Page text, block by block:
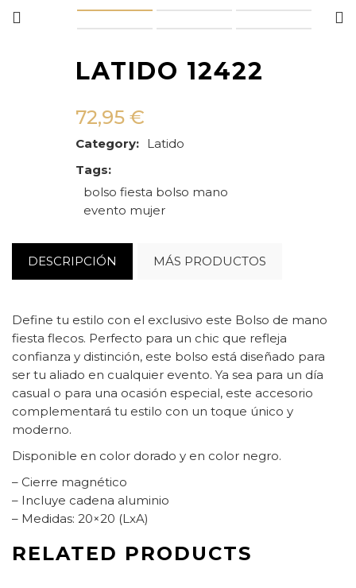
LATIDO 12422
72,95 €
Category: Latido
Tags:
bolso fiesta bolso mano
evento mujer
DESCRIPCIÓN MÁS PRODUCTOS
Define tu estilo con el exclusivo este Bolso de mano
fiesta flecos. Perfecto para un chic que refleja
confianza y distinción, este bolso está diseñado para
ser tu aliado en cualquier evento. Ya sea para un día
casual o para una ocasión especial, este accesorio
complementará tu estilo con un toque único y
moderno.
Disponible en color dorado y en color negro.
– Cierre magnético
– Incluye cadena aluminio
– Medidas: 20×20 (LxA)
RELATED PRODUCTS